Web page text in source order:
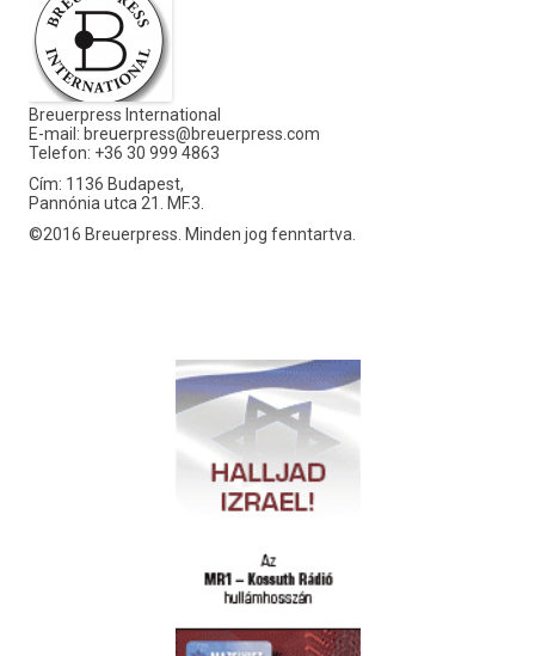
Breuerpress International
E-mail: breuerpress@breuerpress.com
Telefon: +36 30 999 4863
Cím: 1136 Budapest,
Pannónia utca 21. MF.3.
©2016 Breuerpress. Minden jog fenntartva.